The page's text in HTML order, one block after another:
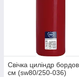
Свічка циліндр
см (sw80/250-036)